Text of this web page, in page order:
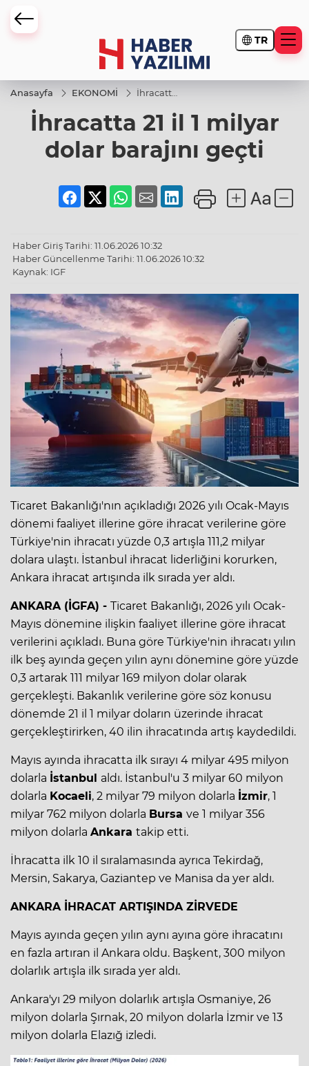
TR
Anasayfa EKONOMİ
İhracatta
milyar
dolar
geçti
İhracatta 21 il 1 milyar
dolar barajını geçti
Haber Giriş Tarihi: 11.06.2026 10:32
Haber Güncellenme Tarihi: 11.06.2026 10:32
Kaynak: IGF
Ticaret Bakanlığı'nın açıkladığı 2026 yılı Ocak-Mayıs
dönemi faaliyet illerine göre ihracat verilerine göre
Türkiye'nin ihracatı yüzde 0,3 artışla 111,2 milyar
dolara ulaştı. İstanbul ihracat liderliğini korurken,
Ankara ihracat artışında ilk sırada yer aldı.
ANKARA (İGFA) - Ticaret Bakanlığı, 2026 yılı Ocak-
Mayıs dönemine ilişkin faaliyet illerine göre ihracat
verilerini açıkladı. Buna göre Türkiye'nin ihracatı yılın
ilk beş ayında geçen yılın aynı dönemine göre yüzde
0,3 artarak 111 milyar 169 milyon dolar olarak
gerçekleşti. Bakanlık verilerine göre söz konusu
dönemde 21 il 1 milyar doların üzerinde ihracat
gerçekleştirirken, 40 ilin ihracatında artış kaydedildi.
Mayıs ayında ihracatta ilk sırayı 4 milyar 495 milyon
dolarla İstanbul aldı. İstanbul'u 3 milyar 60 milyon
dolarla Kocaeli, 2 milyar 79 milyon dolarla İzmir, 1
milyar 762 milyon dolarla Bursa ve 1 milyar 356
milyon dolarla Ankara takip etti.
İhracatta ilk 10 il sıralamasında ayrıca Tekirdağ,
Mersin, Sakarya, Gaziantep ve Manisa da yer aldı.
ANKARA İHRACAT ARTIŞINDA ZİRVEDE
Mayıs ayında geçen yılın aynı ayına göre ihracatını
en fazla artıran il Ankara oldu. Başkent, 300 milyon
dolarlık artışla ilk sırada yer aldı.
Ankara'yı 29 milyon dolarlık artışla Osmaniye, 26
milyon dolarla Şırnak, 20 milyon dolarla İzmir ve 13
milyon dolarla Elazığ izledi.